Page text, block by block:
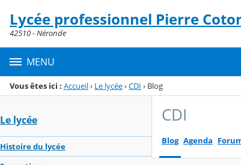
Menu de la rubrique
Contenu
Lycée professionnel Pierre
42510 - Néronde
MENU
Vous êtes ici : Accueil› Le lycée›CDI › Blog
Le lycée
Histoire du lycée
CDI
Blog Agenda